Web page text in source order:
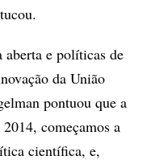
aberta e políticas de
da União
pontuou que a
começamos a
científica, e,